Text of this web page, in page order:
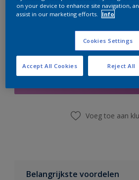
Voeg toe aan
Belangrijkste voordelen
on your device to enhance site navigation,
assist in our marketing efforts.
Info
Cookies Settings
Reject All
Accept All Cookies